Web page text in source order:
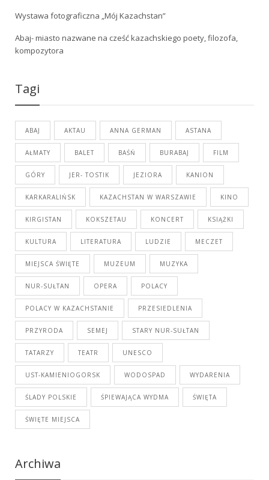
Wystawa fotograficzna „Mój Kazachstan”
Abaj- miasto nazwane na cześć kazachskiego poety, filozofa,
kompozytora
Tagi
ABAJ AKTAU ANNA GERMAN ASTANA
AŁMATY BALET BAŚŃ BURABAJ FILM
GÓRY JER- TOSTIK JEZIORA KANION
KARKARALIŃSK KAZACHSTAN W WARSZAWIE KINO
KIRGISTAN KOKSZETAU KONCERT KSIĄŻKI
KULTURA LITERATURA LUDZIE MECZET
MIEJSCA ŚWIĘTE MUZEUM MUZYKA
NUR-SUŁTAN OPERA POLACY
POLACY W KAZACHSTANIE PRZESIEDLENIA
PRZYRODA SEMEJ STARY NUR-SUŁTAN
TATARZY TEATR UNESCO
UST-KAMIENIOGORSK WODOSPAD WYDARENIA
ŚLADY POLSKIE ŚPIEWAJĄCA WYDMA ŚWIĘTA
ŚWIĘTE MIEJSCA
Archiwa